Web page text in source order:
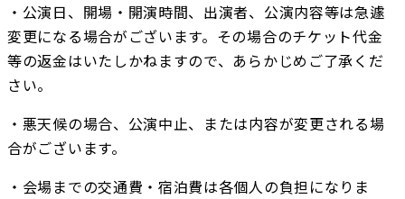
・公演日、開場・開演時間、出演者、公演内容等は急遽
変更になる場合がございます。その場合のチケット代金
等の返金はいたしかねますので、あらかじめご了承くだ
さい。
・悪天候の場合、公演中止、または内容が変更される場
合がございます。
・会場までの交通費・宿泊費は各個人の負担になりま